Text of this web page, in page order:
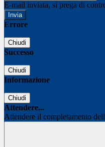
E-mail inviata, si prega di
Errore
Chiudi
Successo
Chiudi
Informazione
Chiudi
Attendere...
Attendere il completamento